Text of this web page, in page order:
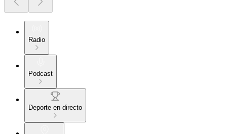
Radio
Podcast
Deporte en directo